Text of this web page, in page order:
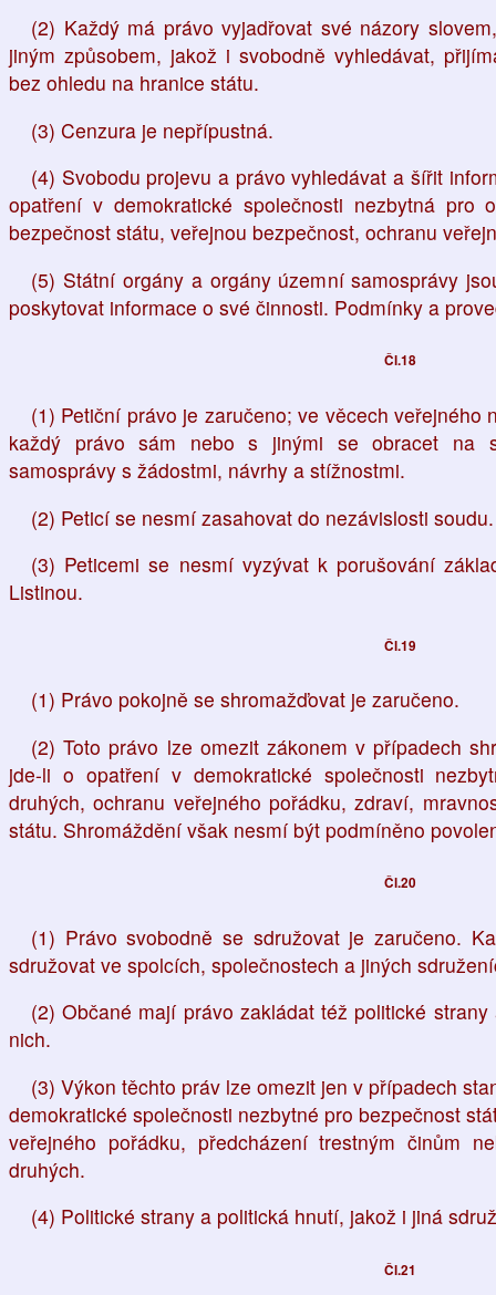
(2) Každý má právo vyjadřovat své názory
jiným způsobem, jakož i svobodně vyhledávat,
bez ohledu na hranice státu.
(3) Cenzura je nepřípustná.
(4) Svobodu projevu a právo vyhledávat a šířit
opatření v demokratické společnosti nezbytná pro
bezpečnost státu, veřejnou bezpečnost, ochranu
(5) Státní orgány a orgány územní samosprávy
poskytovat informace o své činnosti. Podmínky a
Čl.18
(1) Petiční právo je zaručeno; ve věcech veřejného
každý právo sám nebo s jinými se obracet na
samosprávy s žádostmi, návrhy a stížnostmi.
(2) Peticí se nesmí zasahovat do nezávislosti soudu.
(3) Peticemi se nesmí vyzývat k porušování
Listinou.
Čl.19
(1) Právo pokojně se shromažďovat je zaručeno.
(2) Toto právo lze omezit zákonem v případech
jde-li o opatření v demokratické společnosti
druhých, ochranu veřejného pořádku, zdraví,
státu. Shromáždění však nesmí být podmíněno
Čl.20
(1) Právo svobodně se sdružovat je zaručeno.
sdružovat ve spolcích, společnostech a jiných
(2) Občané mají právo zakládat též politické
nich.
(3) Výkon těchto práv lze omezit jen v případech
demokratické společnosti nezbytné pro bezpečnost
veřejného pořádku, předcházení trestným činům
druhých.
(4) Politické strany a politická hnutí, jakož i jiná
Čl.21